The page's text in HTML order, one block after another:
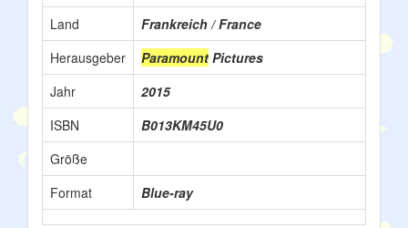
Land
Frankreich / France
Herausgeber
Paramount Pictures
Jahr
2015
ISBN
B013KM45U0
Größe
Format
Blue-ray